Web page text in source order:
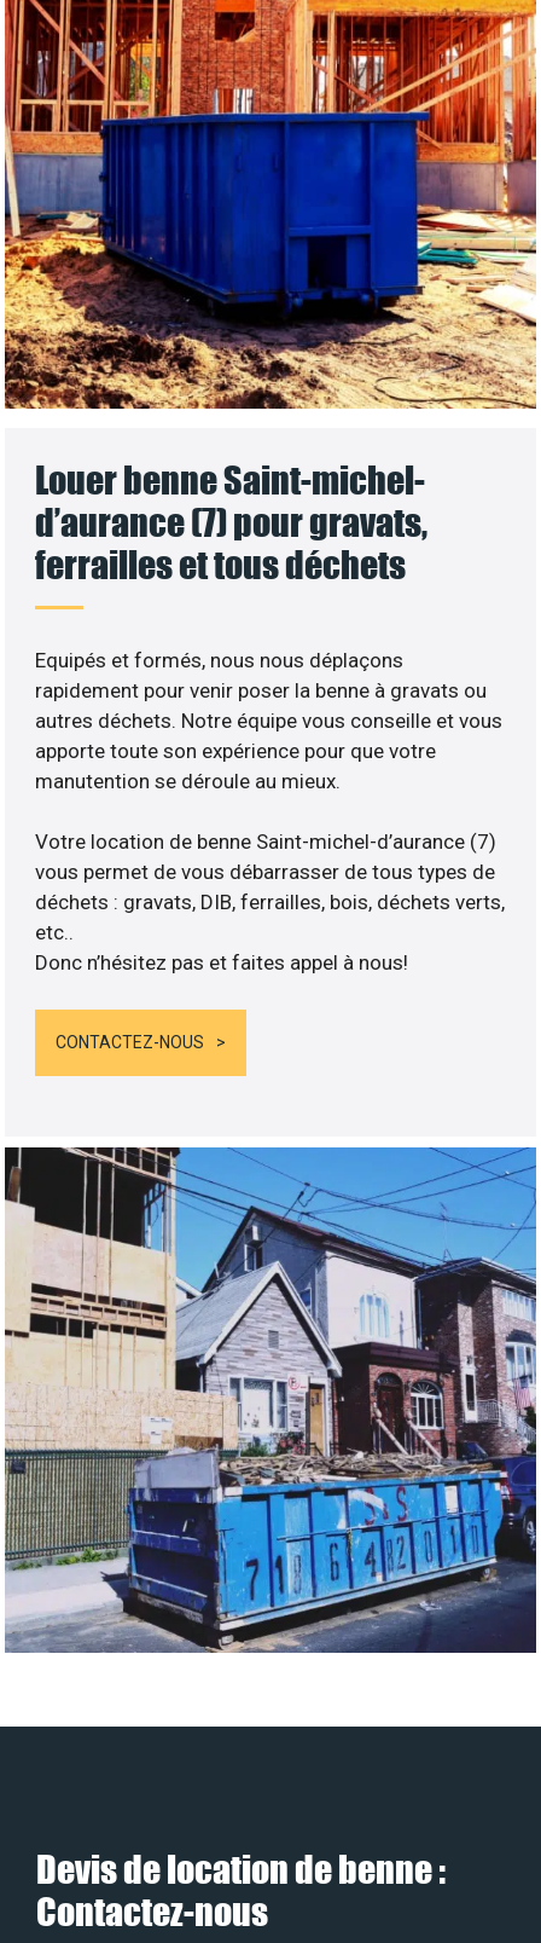
Louer benne Saint-michel-
d’aurance (7) pour gravats,
ferrailles et tous déchets
Equipés et formés, nous nous déplaçons
rapidement pour venir poser la benne à gravats ou
autres déchets. Notre équipe vous conseille et vous
apporte toute son expérience pour que votre
manutention se déroule au mieux.
Votre location de benne Saint-michel-d’aurance (7)
vous permet de vous débarrasser de tous types de
déchets : gravats, DIB, ferrailles, bois, déchets verts,
etc..
Donc n’hésitez pas et faites appel à nous!
CONTACTEZ-NOUS
Devis de location de benne :
Contactez-nous